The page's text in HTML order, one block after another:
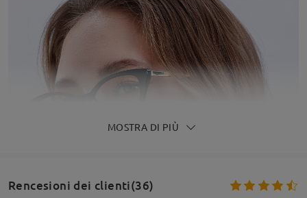
MOSTRA DI PIÙ
Rencesioni dei clienti(36)